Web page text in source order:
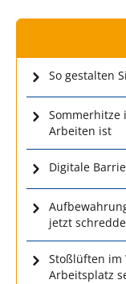
So gestalten
Sommerhitze
Arbeiten ist
Digitale
jetzt
Stoßlüften im
Arbeitsplatz